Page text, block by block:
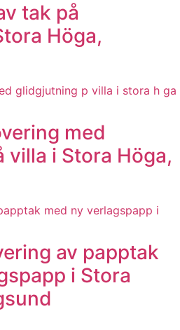
tak på
Höga,
med
i Stora Höga,
av papptak
i Stora